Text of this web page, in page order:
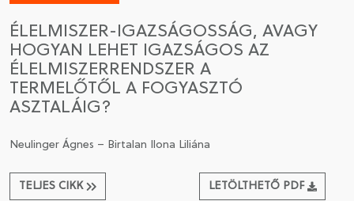
ÉLELMISZER-IGAZSÁGOSSÁG, AVAGY
HOGYAN LEHET IGAZSÁGOS AZ
ÉLELMISZERRENDSZER A
TERMELŐTŐL A FOGYASZTÓ
ASZTALÁIG?
Neulinger Ágnes – Birtalan Ilona Liliána
TELJES CIKK LETÖLTHETŐ PDF